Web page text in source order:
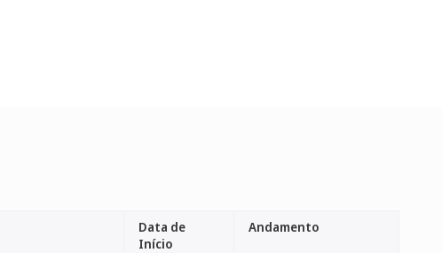
Data de
Início
Andamento